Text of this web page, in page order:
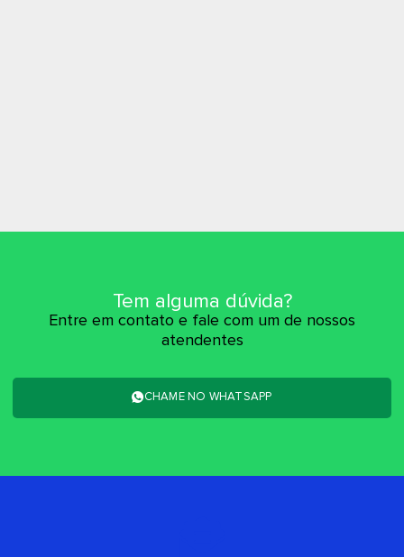
Tem alguma dúvida?
Entre em contato e fale com um de nossos
atendentes
CHAME NO WHATSAPP